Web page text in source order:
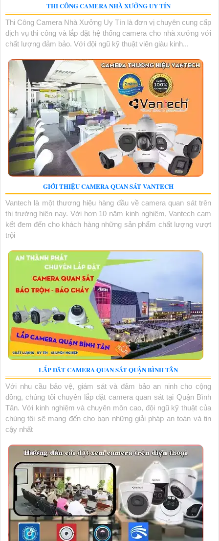
THI CÔNG CAMERA NHÀ XƯỞNG UY TÍN
Thi Công Camera Nhà Xưởng Uy Tín là đơn vị chuyên cung cấp
dịch vụ thi công và lắp đặt hệ thống camera cho nhà xưởng với
chất lượng đảm bảo. Với đội ngũ kỹ thuật viên giàu kinh...
GIỚI THIỆU CAMERA QUAN SÁT VANTECH
Vantech là một thương hiệu hàng đầu về camera quan sát trên
thị trường hiện nay. Với hơn 10 năm kinh nghiệm, Vantech cam
kết đem đến cho khách hàng những sản phẩm chất lượng vượt
trội
LẮP ĐĂT CAMERA QUAN SÁT QUẬN BÌNH TÂN
Với nhu cầu bảo vệ, giám sát và đảm bảo an ninh cho cộng
đồng, chúng tôi chuyên lắp đặt camera quan sát tại Quận Bình
Tân. Với kinh nghiệm và chuyên môn cao, đội ngũ kỹ thuật của
chúng tôi sẽ mang đến cho bạn những giải pháp an toàn và tin
cậy nhất